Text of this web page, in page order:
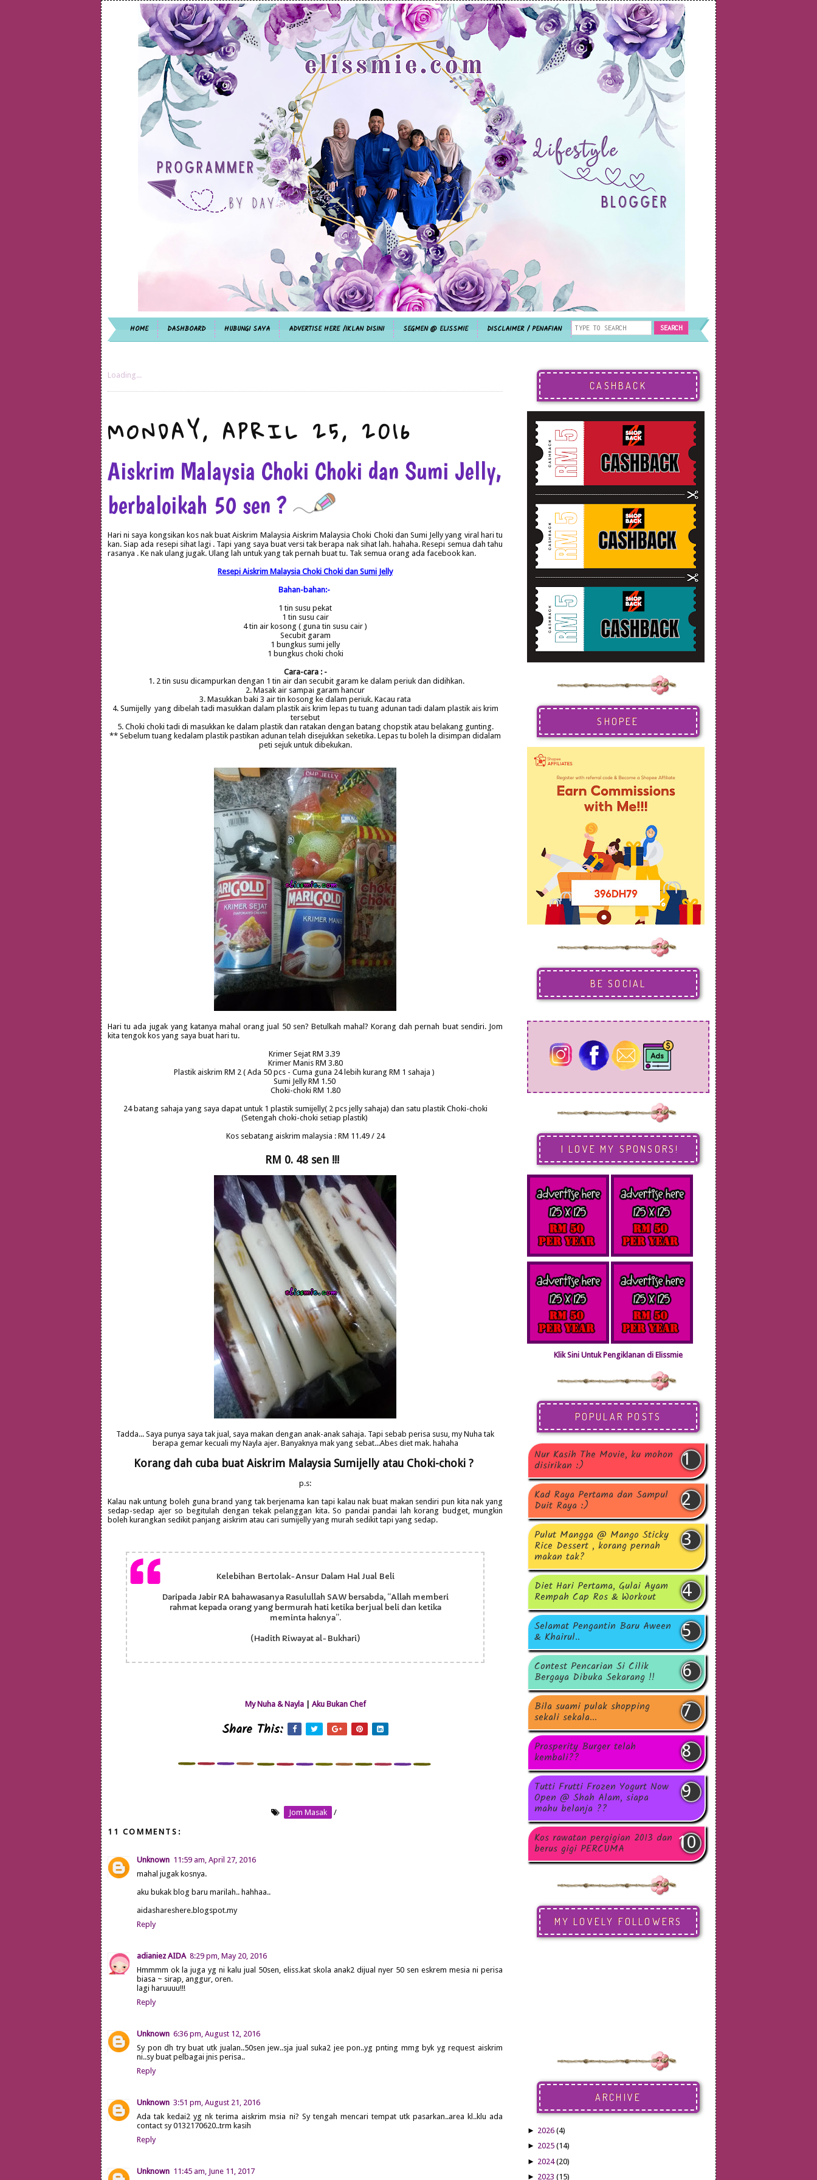
HOME DASHBOARD HUBUNGI SAYA ADVERTISE HERE /IKLAN DISINI SEGMEN @ ELISSMIE DISCLAIMER / PENAFIAN
Loading...
MONDAY, APRIL 25, 2016
Aiskrim Malaysia Choki Choki dan Sumi Jelly,
berbaloikah 50 sen ?
Hari ni saya kongsikan kos nak buat Aiskrim Malaysia Aiskrim Malaysia Choki Choki dan Sumi Jelly yang viral hari tu
kan. Siap ada resepi sihat lagi . Tapi yang saya buat versi tak berapa nak sihat lah. hahaha. Resepi semua dah tahu
rasanya . Ke nak ulang jugak. Ulang lah untuk yang tak pernah buat tu. Tak semua orang ada facebook kan.
Resepi Aiskrim Malaysia Choki Choki dan Sumi Jelly
Bahan-bahan:-
1 tin susu pekat
1 tin susu cair
4 tin air kosong ( guna tin susu cair )
Secubit garam
1 bungkus sumi jelly
1 bungkus choki choki
Cara-cara : -
1. 2 tin susu dicampurkan dengan 1 tin air dan secubit garam ke dalam periuk dan didihkan.
2. Masak air sampai garam hancur
3. Masukkan baki 3 air tin kosong ke dalam periuk. Kacau rata
4. Sumijelly yang dibelah tadi masukkan dalam plastik ais krim lepas tu tuang adunan tadi dalam plastik ais krim
tersebut
5. Choki choki tadi di masukkan ke dalam plastik dan ratakan dengan batang chopstik atau belakang gunting.
** Sebelum tuang kedalam plastik pastikan adunan telah disejukkan seketika. Lepas tu boleh la disimpan didalam
peti sejuk untuk dibekukan.
Hari tu ada jugak yang katanya mahal orang jual 50 sen? Betulkah mahal? Korang dah pernah buat sendiri. Jom
kita tengok kos yang saya buat hari tu.
Krimer Sejat RM 3.39
Krimer Manis RM 3.80
Plastik aiskrim RM 2 ( Ada 50 pcs - Cuma guna 24 lebih kurang RM 1 sahaja )
Sumi Jelly RM 1.50
Choki-choki RM 1.80
24 batang sahaja yang saya dapat untuk 1 plastik sumijelly( 2 pcs jelly sahaja) dan satu plastik Choki-choki
(Setengah choki-choki setiap plastik)
Kos sebatang aiskrim malaysia : RM 11.49 / 24
RM 0. 48 sen !!!
Tadda... Saya punya saya tak jual, saya makan dengan anak-anak sahaja. Tapi sebab perisa susu, my Nuha tak
berapa gemar kecuali my Nayla ajer. Banyaknya mak yang sebat...Abes diet mak. hahaha
Korang dah cuba buat Aiskrim Malaysia Sumijelly atau Choki-choki ?
p.s:
Kalau nak untung boleh guna brand yang tak berjenama kan tapi kalau nak buat makan sendiri pun kita nak yang
sedap-sedap ajer so begitulah dengan tekak pelanggan kita. So pandai pandai lah korang budget, mungkin
boleh kurangkan sedikit panjang aiskrim atau cari sumijelly yang murah sedikit tapi yang sedap.
Kelebihan Bertolak-Ansur Dalam Hal Jual Beli
Daripada Jabir RA bahawasanya Rasulullah SAW bersabda, “Allah memberi
rahmat kepada orang yang bermurah hati ketika berjual beli dan ketika
meminta haknya”.
(Hadith Riwayat al-Bukhari)
My Nuha & Nayla| Aku Bukan Chef
Share This:
Jom Masak /
11 COMMENTS:
Unknown 11:59 am, April 27, 2016
mahal jugak kosnya.
aku bukak blog baru marilah.. hahhaa..
aidashareshere.blogspot.my
Reply
adianiez AIDA 8:29 pm, May 20, 2016
Hmmmm ok la juga yg ni kalu jual 50sen, eliss.kat skola anak2 dijual nyer 50 sen eskrem mesia ni perisa
biasa ~ sirap, anggur, oren.
lagi haruuuu!!!
Reply
Unknown 6:36 pm, August 12, 2016
Sy pon dh try buat utk jualan..50sen jew..sja jual suka2 jee pon..yg pnting mmg byk yg request aiskrim
ni..sy buat pelbagai jnis perisa..
Reply
Unknown 3:51 pm, August 21, 2016
Ada tak kedai2 yg nk terima aiskrim msia ni? Sy tengah mencari tempat utk pasarkan..area kl..klu ada
contact sy 0132170620..trm kasih
Reply
Unknown 11:45 am, June 11, 2017
CASHBACK
SHOPEE
BE SOCIAL
I LOVE MY SPONSORS!
Klik Sini Untuk Pengiklanan di Elissmie
POPULAR POSTS
Nur Kasih The Movie, ku mohon
disirikan :)
Kad Raya Pertama dan Sampul
Duit Raya :)
Pulut Mangga @ Mango Sticky
Rice Dessert , korang pernah
makan tak?
Diet Hari Pertama, Gulai Ayam
Rempah Cap Ros & Workout
Selamat Pengantin Baru Aween
& Khairul..
Contest Pencarian Si Cilik
Bergaya Dibuka Sekarang !!
Bila suami pulak shopping
sekali sekala...
Prosperity Burger telah
kembali??
Tutti Frutti Frozen Yogurt Now
Open @ Shah Alam, siapa
mahu belanja ??
Kos rawatan pergigian 2013 dan
berus gigi PERCUMA
MY LOVELY FOLLOWERS
ARCHIVE
► 2026 (4)
► 2025 (14)
► 2024 (20)
► 2023 (15)